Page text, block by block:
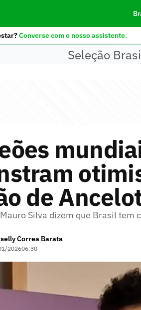
Converse com o nosso assistente.
Seleção
de
Silva dizem que Brasil tem
Correa Barata
202606:30